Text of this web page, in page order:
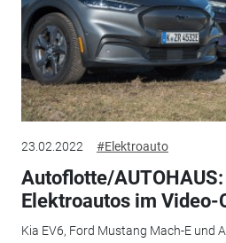
23.02.2022 #Elektroauto
Autoflotte/
Elektroautos im Video-
Kia EV6, Ford Mustang Mach-E und